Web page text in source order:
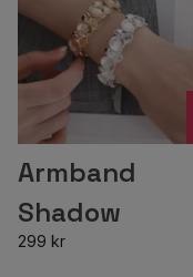
Armband
Shadow
299 kr